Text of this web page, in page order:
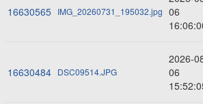
16630565 IMG_20260731_195032.jpg 06
16630484 DSC09514.JPG
2026-
06